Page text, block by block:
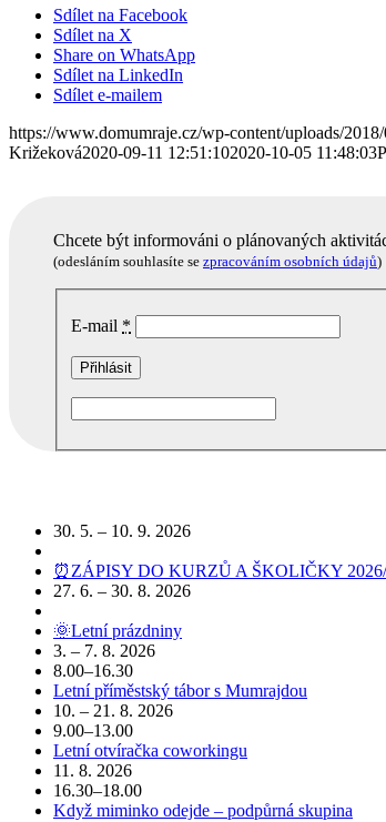
Sdílet na Facebook
Sdílet na X
Share on WhatsApp
Sdílet na LinkedIn
Sdílet e-mailem
https://www.domumraje.cz/wp-content/uploads/
Križeková2020-09-11 12:51:102020-10-05 11:48:03
Chcete být informováni o plánovaných
(odesláním souhlasíte se zpracováním osobních údajů)
E-mail *
30. 5. – 10. 9. 2026
⏰ZÁPISY DO KURZŮ A ŠKOLIČKY
27. 6. – 30. 8. 2026
🌞Letní prázdniny
3. – 7. 8. 2026
8.00–16.30
Letní příměstský tábor s Mumrajdou
10. – 21. 8. 2026
9.00–13.00
Letní otvíračka coworkingu
11. 8. 2026
16.30–18.00
Když miminko odejde – podpůrná skupina